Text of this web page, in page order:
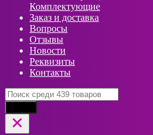
Комплектующие
Заказ и доставка
Вопросы
Отзывы
Новости
Реквизиты
Контакты